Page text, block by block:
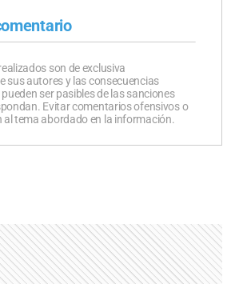
son de exclusiva
sus autores y las consecuencias
ser pasibles de las sanciones
Evitar comentarios ofensivos o
al tema abordado en la información.